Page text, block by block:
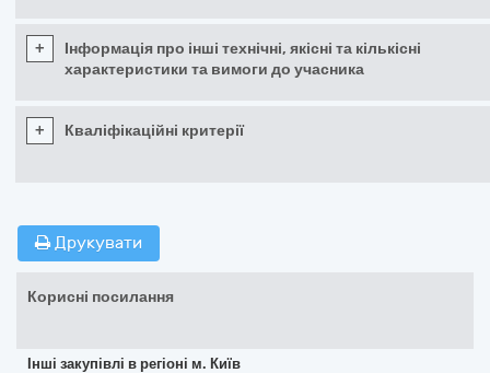
+
Інформація про інші технічні, якісні та кількісні
характеристики та вимоги до учасника
+ Кваліфікаційні критерії
Друкувати
Корисні посилання
Інші закупівлі в регіоні м. Київ